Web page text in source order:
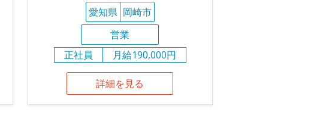
愛知県 岡崎市
営業
正社員
月給190,000円
詳細を見る